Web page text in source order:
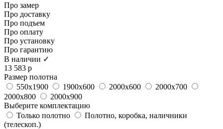
Про замер
Про доставку
Про подъем
Про оплату
Про установку
Про гарантию
В наличии ✓
13 583 р
Размер полотна
550x1900
1900x600 2000x600
2000x700
2000x800
2000x900
Выберите комплектацию
Только полотно
Полотно, коробка, наличники
(телескоп.)